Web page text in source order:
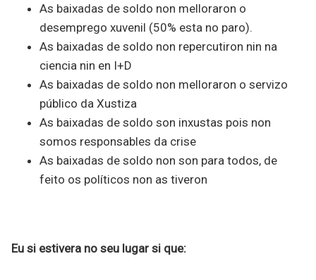
As baixadas de soldo non melloraron o
desemprego xuvenil (50% esta no paro).
As baixadas de soldo non repercutiron nin na
ciencia nin en I+D
As baixadas de soldo non melloraron o servizo
público da Xustiza
As baixadas de soldo son inxustas pois non
somos responsables da crise
As baixadas de soldo non son para todos, de
feito os políticos non as tiveron
Eu si estivera no seu lugar si que: